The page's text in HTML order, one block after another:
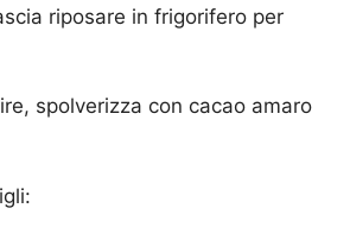
riposare in frigorifero per
spolverizza con cacao amaro